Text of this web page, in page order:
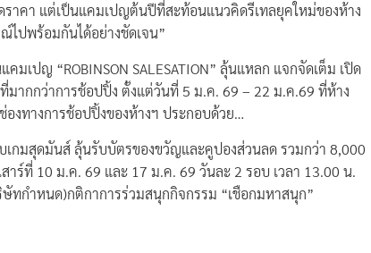
ดราคา แต่เป็นแคมเปญต้นปีที่สะท้อนแนวคิดรีเทลยุคใหม่ของห้าง
ไปพร้อมกันได้อย่างชัดเจน”
เปญ “ROBINSON SALESATION” ลุ้นแหลก แจกจัดเต็ม เปิด
ากกว่าการช้อปปิ้ง ตั้งแต่วันที่ 5 ม.ค. 69 – 22 ม.ค.69 ที่ห้าง
งทางการช้อปปิ้งของห้างฯ ประกอบด้วย…
เกมสุดมันส์ ลุ้นรับบัตรของขวัญและคูปองส่วนลด รวมกว่า 8,000
าร์ที่ 10 ม.ค. 69 และ 17 ม.ค. 69 วันละ 2 รอบ เวลา 13.00 น.
ทกำหนด)กติกาการร่วมสนุกกิจกรรม “เชือกมหาสนุก”